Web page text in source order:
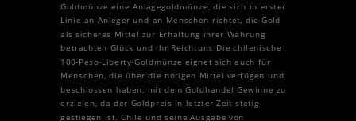
Goldmünze eine Anlagegoldmünze, die sich in erster
Linie an Anleger und an Menschen richtet, die Gold
als sicheres Mittel zur Erhaltung ihrer Währung
betrachten Glück und ihr Reichtum. Die chilenische
100-Peso-Liberty-Goldmünze eignet sich auch für
Menschen, die über die nötigen Mittel verfügen und
beschlossen haben, mit dem Goldhandel Gewinne zu
erzielen, da der Goldpreis in letzter Zeit stetig
gestiegen ist. Chile und seine Ausgabe von